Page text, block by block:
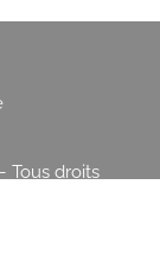
Tous droits